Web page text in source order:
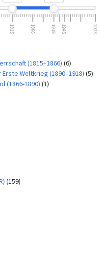
1815 1866 1918 1945 2023
(1815–1866) (6)
Weltkrieg (1890–1918) (5)
(1866-1890) (1)
(159)